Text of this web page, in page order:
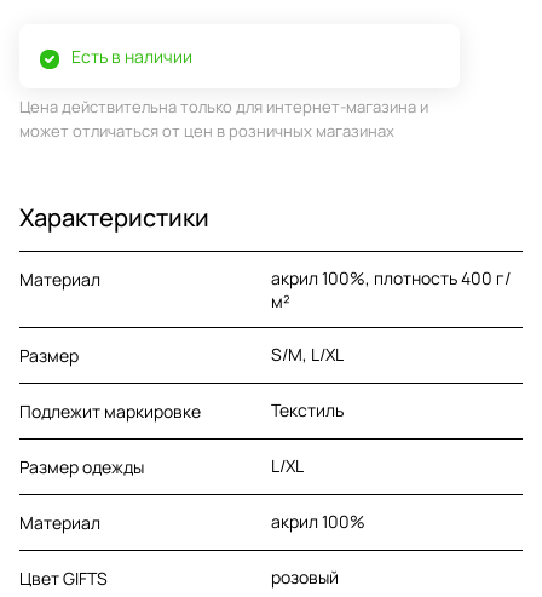
Есть в наличии
Цена действительна только для интернет-магазина и
может отличаться от цен в розничных магазинах
Характеристики
Материал
акрил 100%, плотность 400 г/
м²
Размер S/M, L/XL
Подлежит маркировке Текстиль
Размер одежды L/XL
Материал акрил 100%
Цвет GIFTS розовый